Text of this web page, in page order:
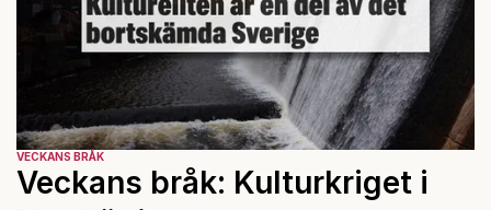
VECKANS BRÅK
Veckans bråk: Kulturkriget i